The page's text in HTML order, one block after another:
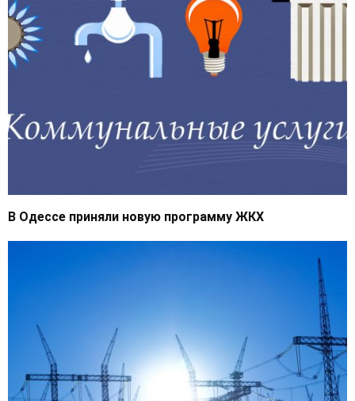
В Одессе приняли новую программу ЖКХ